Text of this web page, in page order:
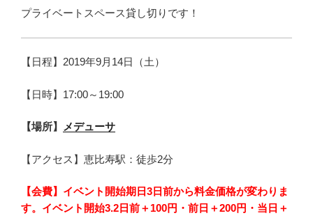
プライベートスペース貸し切りです！
【日程】2019年9月14日（土）
【日時】17:00～19:00
【場所】 メデューサ
【アクセス】恵比寿駅：徒歩2分
【会費】 イベント開始期日3日前から料金価格が変わりま
す。イベント開始3.2日前＋100円 ・前日＋200円 ・当日＋